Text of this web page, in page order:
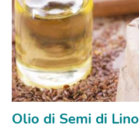
Olio di Semi di Lino